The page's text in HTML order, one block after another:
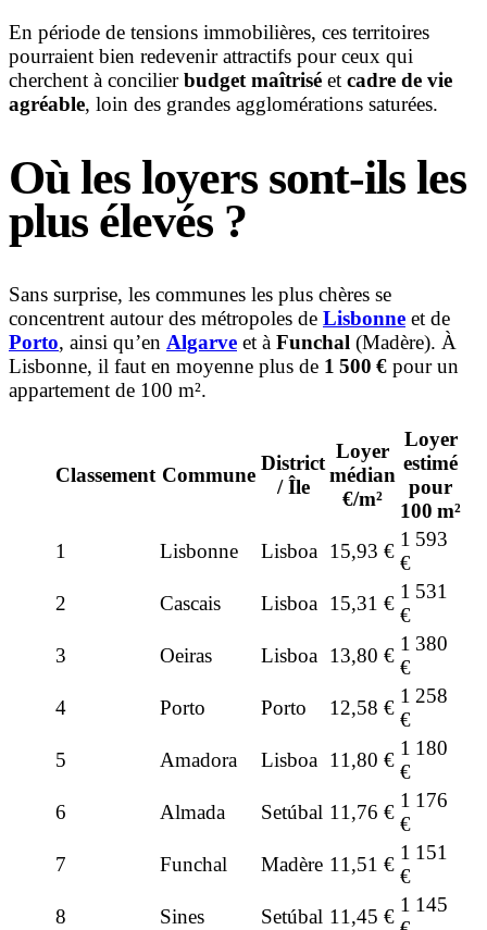
En période de tensions immobilières, ces territoires
pourraient bien redevenir attractifs pour ceux qui
cherchent à concilierbudget maîtrisé et cadre de vie
agréable, loin des grandes agglomérations saturées.
Où les loyers sont-ils les
plus élevés ?
Sans surprise, les communes les plus chères se
concentrent autour des métropoles de Lisbonne et de
Porto, ainsi qu’en Algarve et à Funchal (Madère). À
Lisbonne, il faut en moyenne plus de 1 500 € pour un
appartement de 100 m².
Classement Commune
District
/ Île
Loyer
médian
€/m²
Loyer
estimé
pour
100 m²
1
Lisbonne Lisboa 15,93 €
1 593
€
2
Cascais Lisboa 15,31 €
1 531
€
3
Oeiras Lisboa 13,80 €
1 380
€
4
Porto Porto 12,58 €
1 258
€
5
Amadora Lisboa 11,80 €
1 180
€
6
Almada Setúbal 11,76 €
1 176
€
7
Funchal Madère 11,51 €
1 151
€
8
Sines Setúbal 11,45 €
1 145